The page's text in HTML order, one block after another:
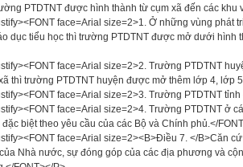
PTDTNT được hình thành từ cụm xã đến các khu
face=Arial size=2>1. Ở những vùng phát
dục tiểu học thì trường PTDTNT được mở dưới hình
face=Arial size=2>2. Trường PTDTNT
thì trường PTDTNT huyện được mở thêm lớp 4, lớp
face=Arial size=2>3. Trường PTDTNT
face=Arial size=2>4. Trường PTDTNT ở
biệt theo yêu cầu của các Bộ và Chính phủ.</
face=Arial size=2><B>Điều 7. </B>Căn
Nhà nước, sự đóng góp của các địa phương và